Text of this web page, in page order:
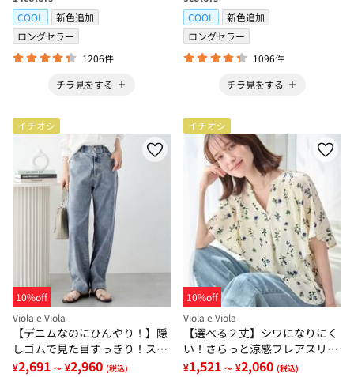
COOL
新色追加
ロングセラー
1206件
チラ見をする
COOL
新色追加
ロングセラー
1096件
チラ見をする
イチオシ
10%off
Viola e Viola
【デニムなのにひんやり！】隠
しゴムで見た目すっきり！スト
レッチ楽ちんデニム
¥2,691 ～ ¥2,960 (税込)
イチオシ
10%off
Viola e Viola
【選べる２丈】シワになりにく
い！さらっと涼感フレアスリー
ブブラウス
¥1,521 ～ ¥2,060 (税込)